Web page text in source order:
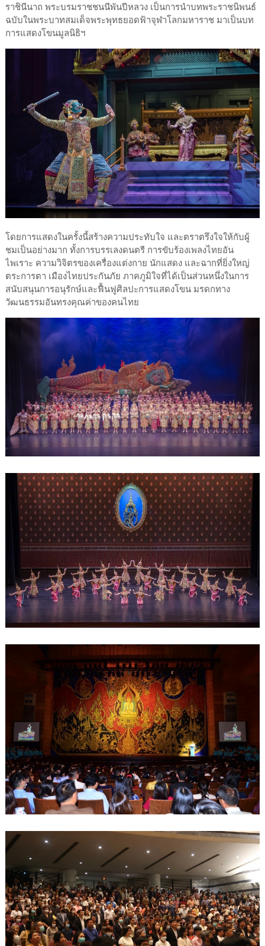
ราชินีนาถ พระบรมราชชนนีพันปีหลวง เป็นการนำบทพระราชนิพนธ์
ฉบับในพระบาทสมเด็จพระพุทธยอดฟ้าจุฬาโลกมหาราช มาเป็นบท
การแสดงโขนมูลนิธิฯ
โดยการแสดงในครั้งนี้สร้างความประทับใจ และตราตรึงใจให้กับผู้
ชมเป็นอย่างมาก ทั้งการบรรเลงดนตรี การขับร้องเพลงไทยอัน
ไพเราะ ความวิจิตรของเครื่องแต่งกาย นักแสดง และฉากที่ยิ่งใหญ่
ตระการตา เมืองไทยประกันภัย ภาคภูมิใจที่ได้เป็นส่วนหนึ่งในการ
สนับสนุนการอนุรักษ์และฟื้นฟูศิลปะการแสดงโขน มรดกทาง
วัฒนธรรมอันทรงคุณค่าของคนไทย